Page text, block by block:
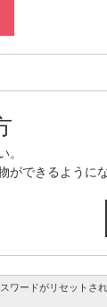
。
ができるようにな
ワードがリセットさ